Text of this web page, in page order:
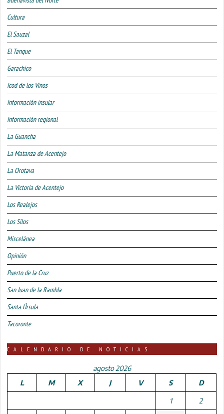
Cultura
El Sauzal
El Tanque
Garachico
Icod de los Vinos
Información insular
Información regional
La Guancha
La Matanza de Acentejo
La Orotava
La Victoria de Acentejo
Los Realejos
Los Silos
Miscelánea
Opinión
Puerto de la Cruz
San Juan de la Rambla
Santa Úrsula
Tacoronte
CALENDARIO DE NOTICIAS
agosto 2026
L
M X J V S D
1 2